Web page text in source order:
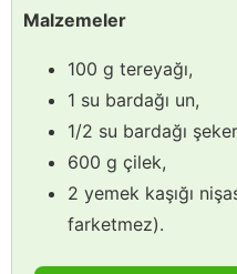
Malzemeler
100 g tereyağı,
1 su bardağı un,
1/2 su bardağı
600 g çilek,
2 yemek kaşığı
farketmez).